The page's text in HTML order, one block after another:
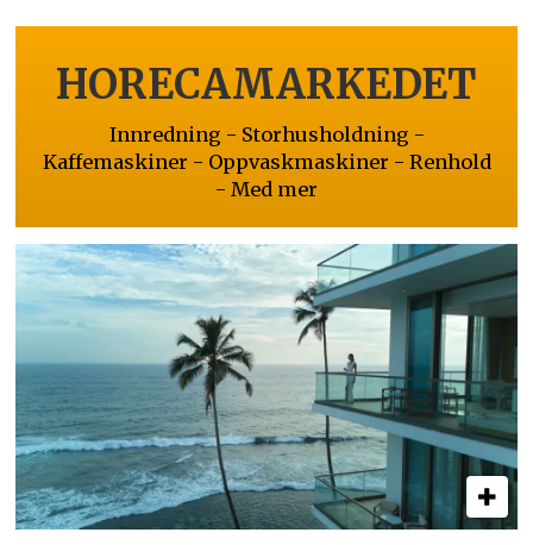
HORECAMARKEDET
Innredning - Storhusholdning -
Kaffemaskiner - Oppvaskmaskiner - Renhold
- Med mer